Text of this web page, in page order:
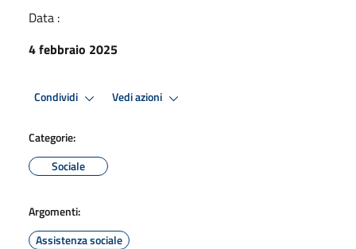
Data :
4 febbraio 2025
Condividi Vedi azioni
Categorie:
Sociale
Argomenti:
Assistenza sociale